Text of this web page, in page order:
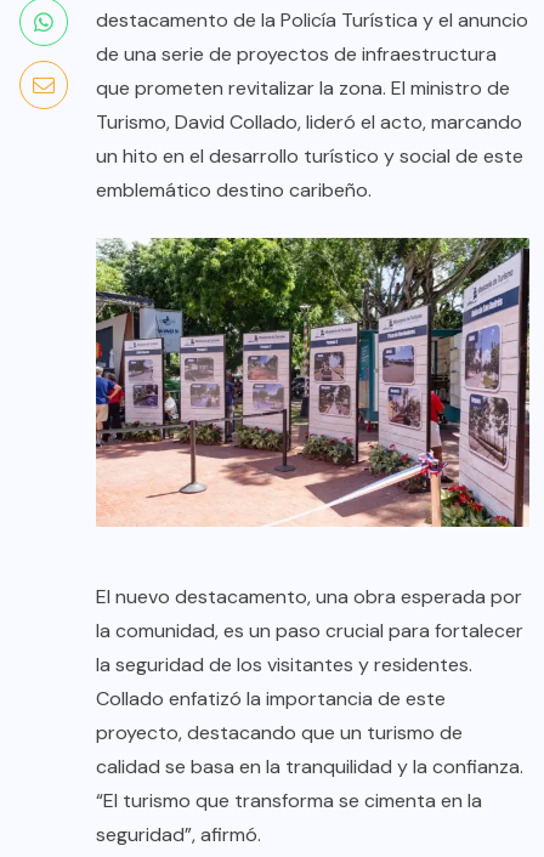
destacamento de la Policía Turística y el anuncio
de una serie de proyectos de infraestructura
que prometen revitalizar la zona. El ministro de
Turismo, David Collado, lideró el acto, marcando
un hito en el desarrollo turístico y social de este
emblemático destino caribeño.
El nuevo destacamento, una obra esperada por
la comunidad, es un paso crucial para fortalecer
la seguridad de los visitantes y residentes.
Collado enfatizó la importancia de este
proyecto, destacando que un turismo de
calidad se basa en la tranquilidad y la confianza.
“El turismo que transforma se cimenta en la
seguridad”, afirmó.